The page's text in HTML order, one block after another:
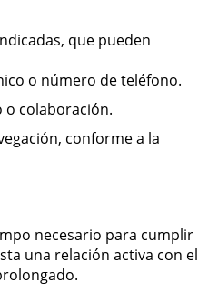
que pueden
o número de teléfono.
colaboración.
conforme a la
necesario para cumplir
una relación activa con el